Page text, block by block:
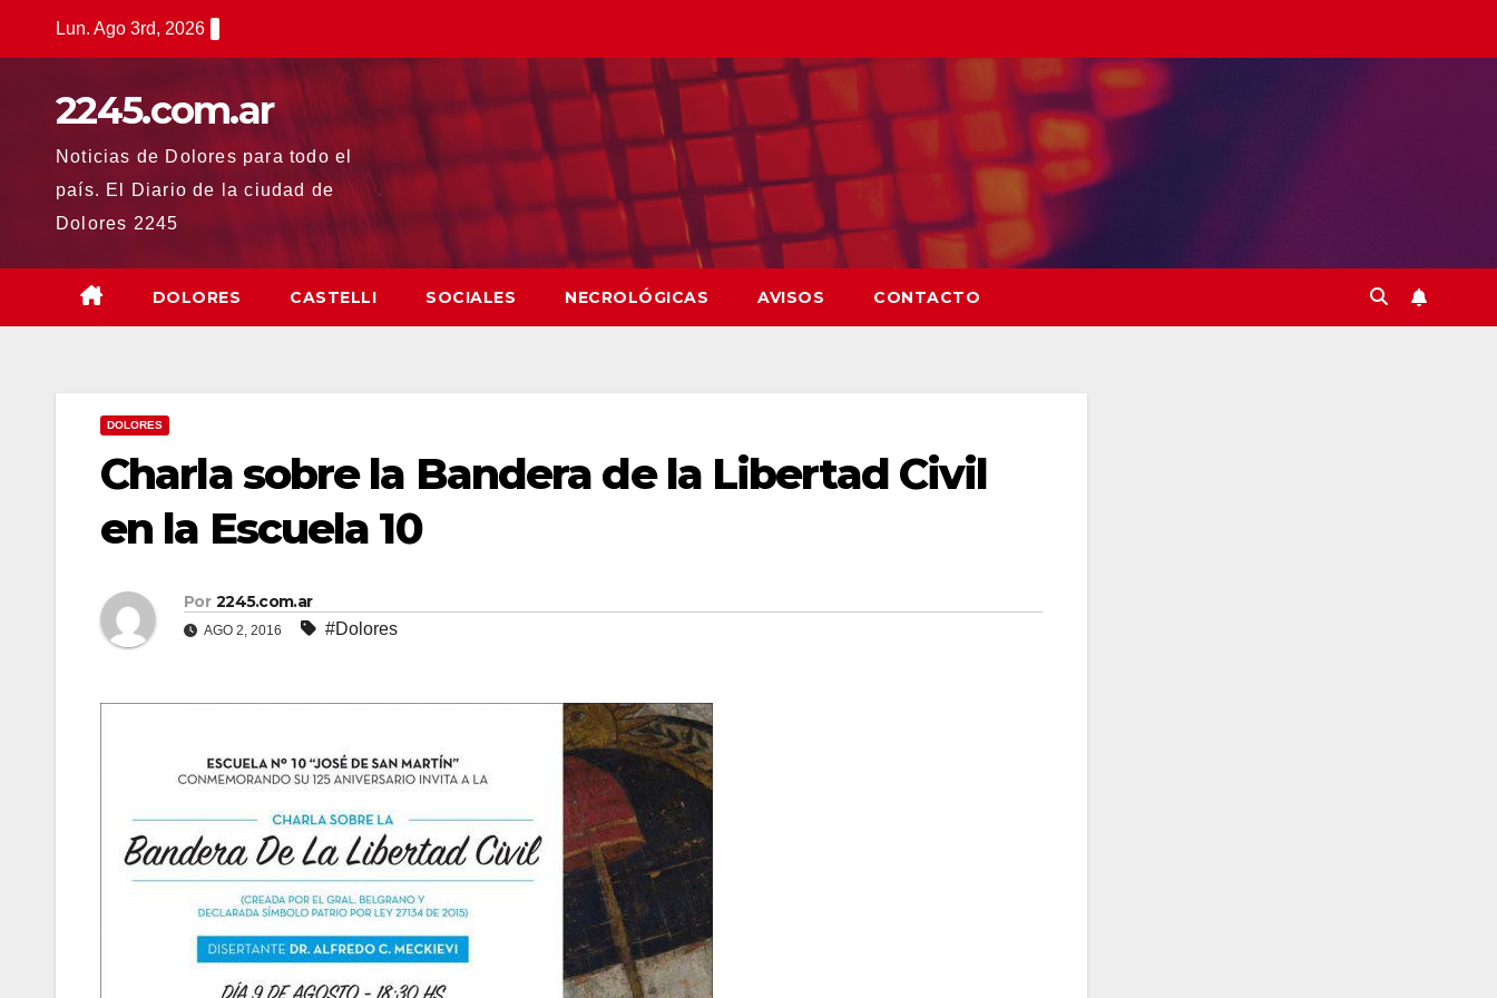
Lun. Ago 3rd, 2026
2245.com.ar
Noticias de Dolores para todo el
país. El Diario de la ciudad de
Dolores 2245
DOLORES CASTELLI SOCIALES NECROLÓGICAS AVISOS CONTACTO
DOLORES
Charla sobre la Bandera de la Libertad Civil
en la Escuela 10
Por 2245.com.ar
AGO 2, 2016 #Dolores